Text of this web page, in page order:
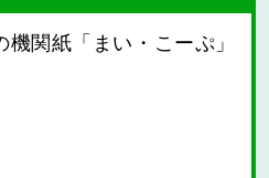
関紙「まい・こーぷ」